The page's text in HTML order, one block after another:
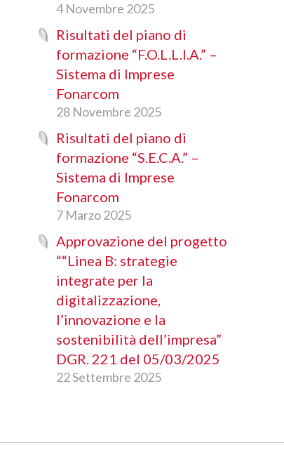
4 Novembre 2025
Risultati del piano di
formazione “F.O.L.L.I.A.” –
Sistema di Imprese
Fonarcom
28 Novembre 2025
Risultati del piano di
formazione “S.E.C.A.” –
Sistema di Imprese
Fonarcom
7 Marzo 2025
Approvazione del progetto
““Linea B: strategie
integrate per la
digitalizzazione,
l’innovazione e la
sostenibilità dell’impresa”
DGR. 221 del 05/03/2025
22 Settembre 2025